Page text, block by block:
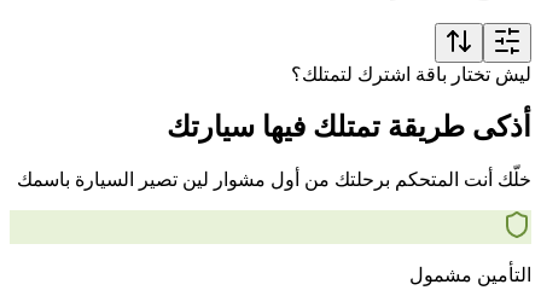
ليش تختار باقة اشترك لتمتلك؟
أذكى طريقة تمتلك فيها سيارتك
خلّك أنت المتحكم برحلتك من أول مشوار لين تصير السيارة باسمك
التأمين مشمول